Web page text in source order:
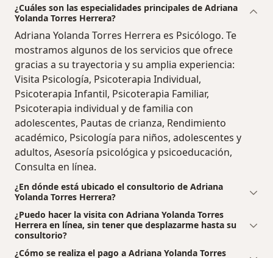
¿Cuáles son las especialidades principales de Adriana
Yolanda Torres Herrera?
Adriana Yolanda Torres Herrera es Psicólogo. Te
mostramos algunos de los servicios que ofrece
gracias a su trayectoria y su amplia experiencia:
Visita Psicología, Psicoterapia Individual,
Psicoterapia Infantil, Psicoterapia Familiar,
Psicoterapia individual y de familia con
adolescentes, Pautas de crianza, Rendimiento
académico, Psicología para niños, adolescentes y
adultos, Asesoría psicológica y psicoeducación,
Consulta en línea.
¿En dónde está ubicado el consultorio de Adriana
Yolanda Torres Herrera?
¿Puedo hacer la visita con Adriana Yolanda Torres
Herrera en línea, sin tener que desplazarme hasta su
consultorio?
¿Cómo se realiza el pago a Adriana Yolanda Torres